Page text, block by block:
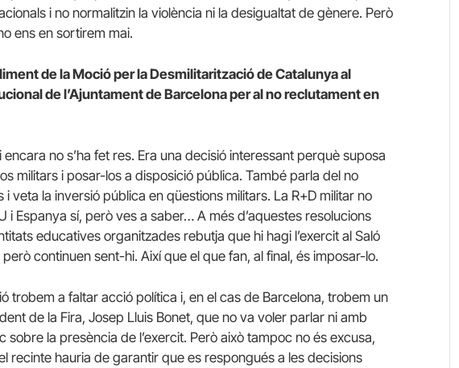
i no normalitzin la violència ni la desigualtat de gènere. Però
ens en sortirem mai.
de la Moció per la Desmilitarització de Catalunya al
de l’Ajuntament de Barcelona per al no reclutament en
no s’ha fet res. Era una decisió interessant perquè suposa
militars i posar-los a disposició pública. També parla del no
veta la inversió pública en qüestions militars. La R+D militar no
i Espanya sí, però ves a saber… A més d’aquestes resolucions
educatives organitzades rebutja que hi hagi l’exercit al Saló
continuen sent-hi. Així que el que fan, al final, és imposar-lo.
trobem a faltar acció política i, en el cas de Barcelona, trobem un
de la Fira, Josep Lluis Bonet, que no va voler parlar ni amb
la presència de l’exercit. Però això tampoc no és excusa,
recinte hauria de garantir que es respongués a les decisions